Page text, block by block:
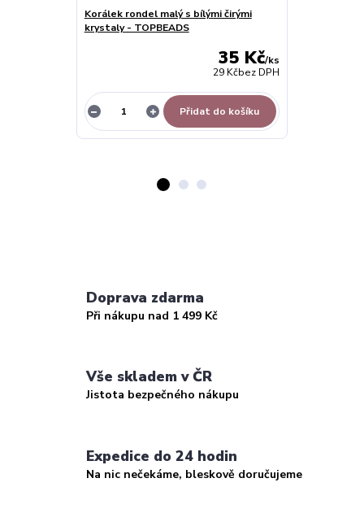
Korálek rondel malý s bílými čirými
krystaly - TOPBEADS
35 Kč/ks
29 Kčbez DPH
Přidat do košíku
Doprava zdarma
Při nákupu nad 1 499 Kč
Vše skladem v ČR
Jistota bezpečného nákupu
Expedice do 24 hodin
Na nic nečekáme, bleskově doručujeme